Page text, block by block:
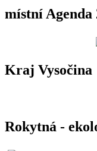
místní Agenda
Kraj Vysočina
Rokytná -